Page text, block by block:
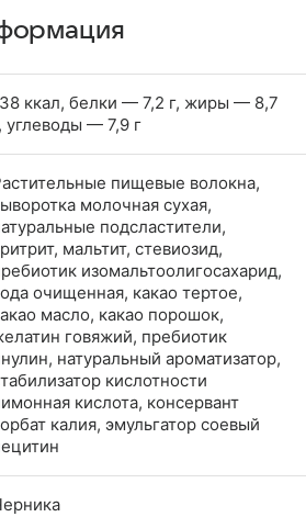
ккал, белки — 7,2 г, жиры — 8,7
углеводы — 7,9 г
пищевые волокна,
молочная сухая,
подсластители,
мальтит, стевиозид,
изомальтоолигосахарид,
очищенная, какао тертое,
масло, какао порошок,
говяжий, пребиотик
натуральный ароматизатор,
кислотности
кислота, консервант
калия, эмульгатор соевый